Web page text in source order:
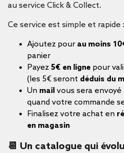
au service Click & Collect.
Ce service est simple et rapide :
Ajoutez pour au moins
panier
Payez 5€ en ligne pour
(les 5€ seront déduis du
Un mail vous sera
quand votre commande
Finalisez votre achat en
en magasin
📆 Un catalogue qui